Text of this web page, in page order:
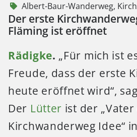
Albert-Baur-Wanderweg,
Der erste
Fläming ist eröffnet
Rädigke. „Für mich ist
Freude, dass der erste
heute eröffnet wird“,
Der Lütter ist der
Kirchwanderweg Idee“